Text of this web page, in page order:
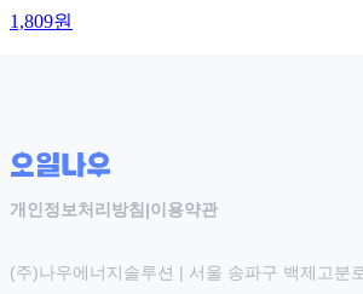
1,809원
개인정보처리방침 |이용약관
(주)나우에너지솔루션 | 서울 송파구 백제고분